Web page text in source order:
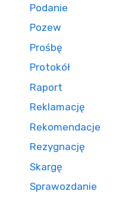
Podanie
Pozew
Prośbę
Protokół
Raport
Reklamację
Rekomendacje
Rezygnację
Skargę
Sprawozdanie